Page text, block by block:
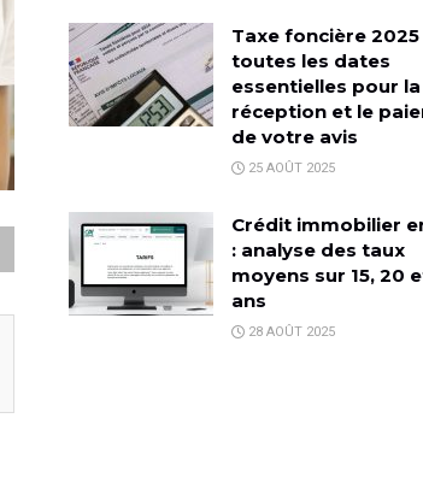
Taxe foncière 2025
toutes les dates
essentielles pour la
réception et le
de votre avis
25 AOÛT 2025
Crédit immobilier
: analyse des taux
moyens sur 15, 20
ans
28 AOÛT 2025